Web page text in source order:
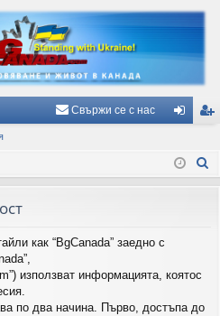
Свържи се с нас
з ис
как “BgCanada” заедно с
използват информацията, коятос
по два начина. Първо, достъпа до